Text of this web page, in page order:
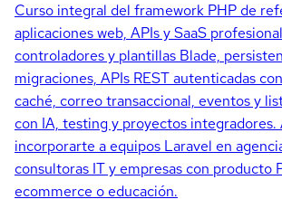
Curso integral del framework PHP de
aplicaciones web, APIs y SaaS
controladores y plantillas Blade,
migraciones, APIs REST autenticadas
caché, correo transaccional, eventos y
con IA, testing y proyectos
incorporarte a equipos Laravel en
consultoras IT y empresas con producto
ecommerce o educación.